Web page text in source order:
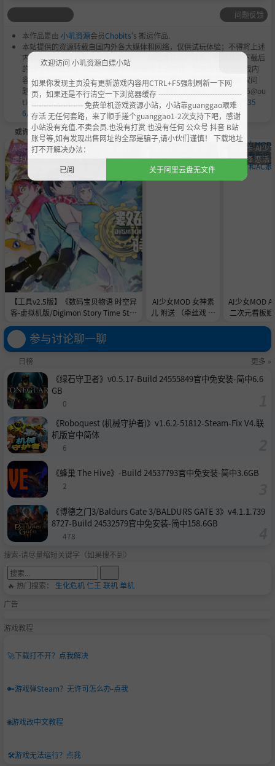
问题反馈
本作品是由 小叽资源会员Chobits's 搬运作品.
本站提供的资源转载自国内外各大媒体和网络，仅供试玩体验；不得将上述
内容用于商业或者非法用途，否则，一切后果请用户自负。您必须在下载后
的24个小时之内，从您的电脑中彻底删除上述内容。如果您喜欢该游戏内
容，请支持正版，购买注册，得到更好的正版服务。我们非常重视版权问
题，如有侵权请邮件与我们联系处理。敬请谅解！E-mail：acgbns666@ou
tlook.com，我们会在第一时间断开下载链接 https://steamzg.com/735
6/ 。
或许您会喜欢
【工具v2.5版】《数码宝贝物语 时空异
客-虚拟机版/Digimon Story Time Stra
官中免安装-简中31.1GB
A-绕过D加密
虚拟机
角色卡-AI少女 甜心
AI少女MOD 女神素
儿 附送 （牵丝戏 舞
心选择 恋活
AI少女MOD A
二次元看板
角色卡-AI少
心选择 恋活
参与讨论聊一聊
日榜 更多 »
《绿石守卫者》v0.5.17-Build 24555849官中免安装-简中6.6
GB
0
《Roboquest (机械守护者)》v1.6.2-51812-Steam-Fix V4.联
机版官中简体
6
《蜂巢 The Hive》-Build 24537793官中免安装-简中3.6GB
2
《博德之门3/Baldurs Gate 3/BALDURS GATE 3》v4.1.1.739
8727-Build 24532579官中免安装-简中158.6GB
478
搜索-请尽量缩短关键字（如果搜不到）
🔥 热门搜索： 生化危机仁王 联机单机
广告
游戏教程
🚀下载打不开？点我解决
🔑游戏弹Steam？无许可怎么办-点我
🌐游戏改中文教程
🛠️游戏无法运行？点我
欢迎访问 小叽资源白嫖小站
如果你发现主页没有更新游戏内容用CTRL+F5强制刷新一下网
页，如果还是不行清空一下浏览器缓存 ----------------------------------
--------------------- 免费单机游戏资源小站，小站靠guanggao艰难
存活 无任何套路，来了顺手搓个guanggao1-2次支持下吧，感谢
小站没有充值.不卖会员.也没有打赏 也没有任何 公众号 抖音 B站
账号等,如有发现出售网址的全部是骗子,请小伙们谨慎！ 下载地址
打不开解决办法：
已阅
关于阿里云盘无文件